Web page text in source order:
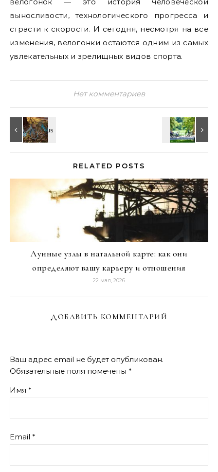
выносливости, технологического прогресса и
страсти к скорости. И сегодня, несмотря на все
изменения, велогонки остаются одним из самых
увлекательных и зрелищных видов спорта.
Нет комментариев
RELATED POSTS
Лунные узлы в натальной карте: как они
определяют вашу карьеру и отношения
22 мая, 2026
ДОБАВИТЬ КОММЕНТАРИЙ
Ваш адрес email не будет опубликован.
Обязательные поля помечены *
Имя *
Email *